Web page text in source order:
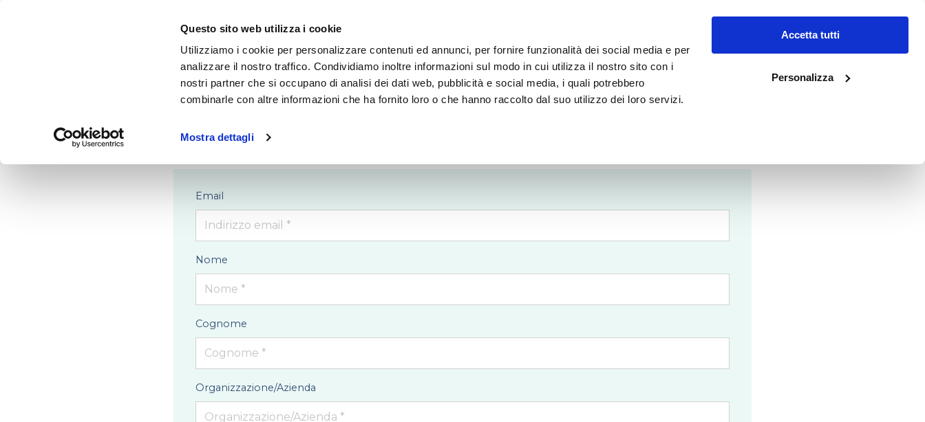
Questo sito web utilizza i cookie
Utilizziamo i cookie per personalizzare contenuti ed annunci, per fornire funzionalità dei social media e per
analizzare il nostro traffico. Condividiamo inoltre informazioni sul modo in cui utilizza il nostro sito con i
nostri partner che si occupano di analisi dei dati web, pubblicità e social media, i quali potrebbero
combinarle con altre informazioni che ha fornito loro o che hanno raccolto dal suo utilizzo dei loro servizi.
Mostra dettagli
Accetta tutti
Personalizza
Contatti Accedi
Email
Nome
Cognome
Organizzazione/Azienda